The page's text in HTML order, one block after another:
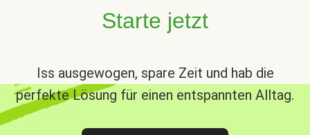
Starte jetzt
Iss ausgewogen, spare Zeit und hab die
perfekte Lösung für einen entspannten Alltag.